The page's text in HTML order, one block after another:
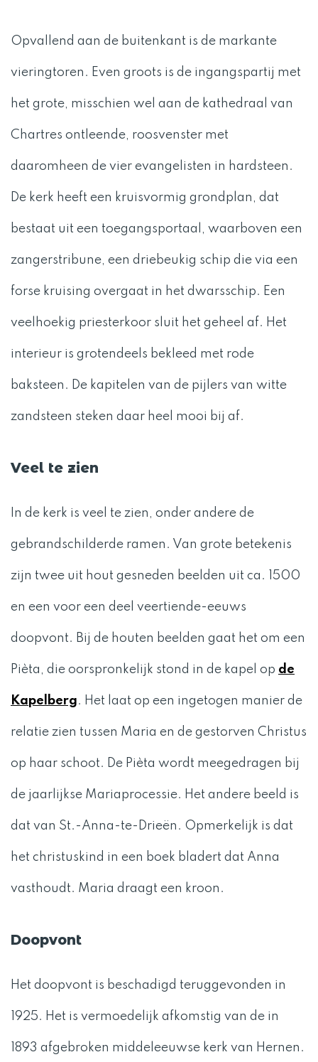
Opvallend aan de buitenkant is de markante
vieringtoren. Even groots is de ingangspartij met
het grote, misschien wel aan de kathedraal van
Chartres ontleende, roosvenster met
daaromheen de vier evangelisten in hardsteen.
De kerk heeft een kruisvormig grondplan, dat
bestaat uit een toegangsportaal, waarboven een
zangerstribune, een driebeukig schip die via een
forse kruising overgaat in het dwarsschip. Een
veelhoekig priesterkoor sluit het geheel af. Het
interieur is grotendeels bekleed met rode
baksteen. De kapitelen van de pijlers van witte
zandsteen steken daar heel mooi bij af.
Veel te zien
In de kerk is veel te zien, onder andere de
gebrandschilderde ramen. Van grote betekenis
zijn twee uit hout gesneden beelden uit ca. 1500
en een voor een deel veertiende-eeuws
doopvont. Bij de houten beelden gaat het om een
Pièta, die oorspronkelijk stond in de kapel op de
Kapelberg. Het laat op een ingetogen manier de
relatie zien tussen Maria en de gestorven Christus
op haar schoot. De Pièta wordt meegedragen bij
de jaarlijkse Mariaprocessie. Het andere beeld is
dat van St.-Anna-te-Drieën. Opmerkelijk is dat
het christuskind in een boek bladert dat Anna
vasthoudt. Maria draagt een kroon.
Doopvont
Het doopvont is beschadigd teruggevonden in
1925. Het is vermoedelijk afkomstig van de in
1893 afgebroken middeleeuwse kerk van Hernen.